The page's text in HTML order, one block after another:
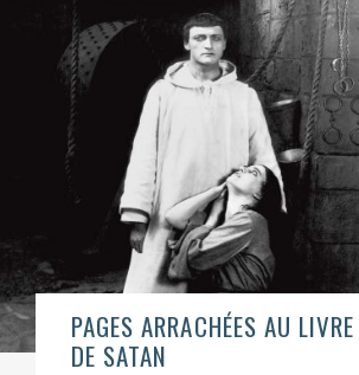
PAGES ARRACHÉES AU LIVRE
DE SATAN